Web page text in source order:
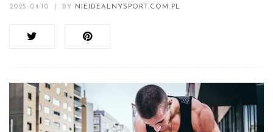
2025-04-10 BY NIEIDEALNYSPORT.COM.PL